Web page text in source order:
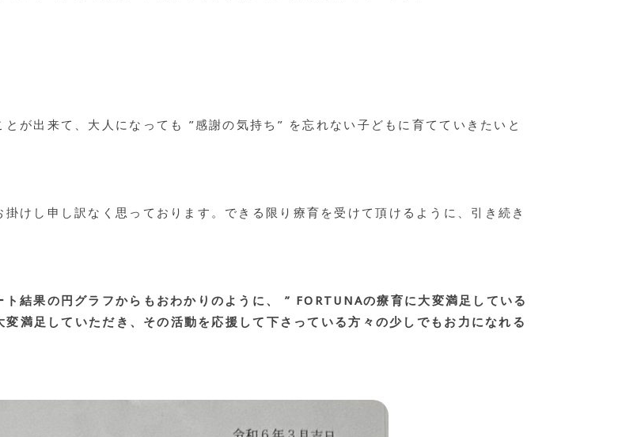
が出来て、大人になっても ”感謝の気持ち” を忘れない子どもに育てていきたいと
けし申し訳なく思っております。できる限り療育を受けて頂けるように、引き続き
結果の円グラフからもおわかりのように、 ” FORTUNAの療育に大変満足している
満足していただき、その活動を応援して下さっている方々の少しでもお力になれる